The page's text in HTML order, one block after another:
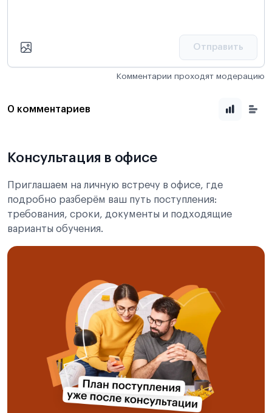
Отправить
Комментарии проходят модерацию
0 комментариев
Консультация в офисе
Приглашаем на личную встречу в офисе, где
подробно разберём ваш путь поступления:
требования, сроки, документы и подходящие
варианты обучения.